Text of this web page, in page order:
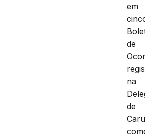
em
de
na
de